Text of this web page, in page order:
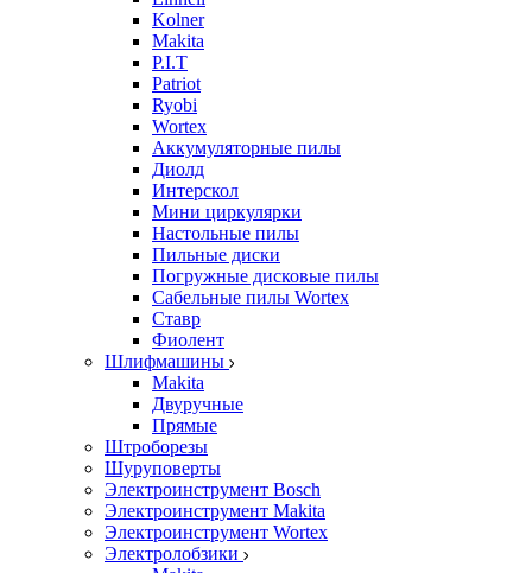
Kolner
Makita
P.I.T
Patriot
Ryobi
Wortex
Аккумуляторные пилы
Диолд
Интерскол
Мини циркулярки
Настольные пилы
Пильные диски
Погружные дисковые пилы
Сабельные пилы Wortex
Ставр
Фиолент
Шлифмашины
Makita
Двуручные
Прямые
Штроборезы
Шуруповерты
Электроинструмент Bosch
Электроинструмент Makita
Электроинструмент Wortex
Электролобзики